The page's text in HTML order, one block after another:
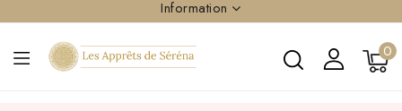
Information
0